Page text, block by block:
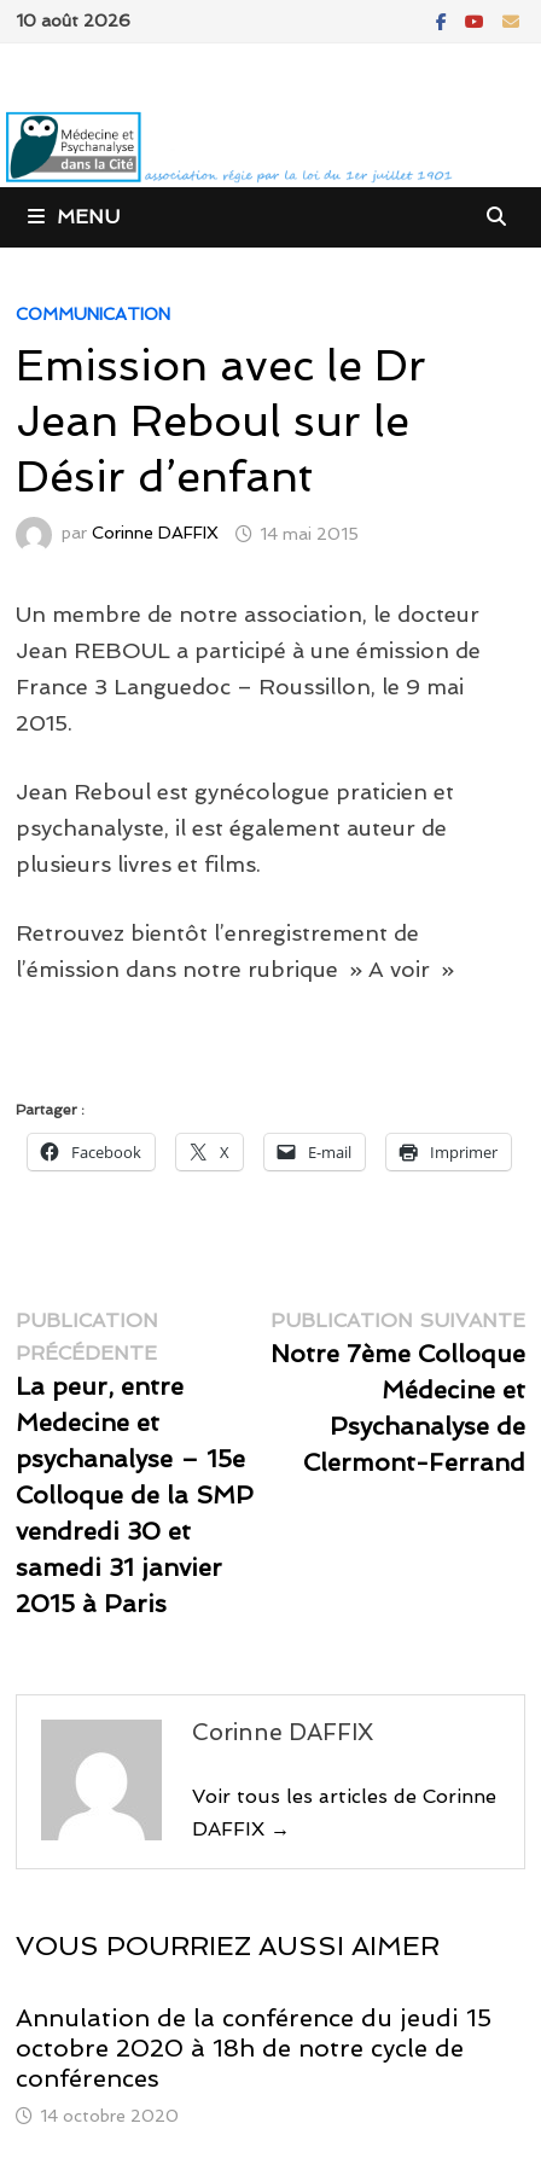
Passer
10 août 2026
MENU
COMMUNICATION
Emission avec le Dr
Jean Reboul sur le
Désir d’enfant
par Corinne DAFFIX 14 mai 2015
Un membre de notre association, le docteur
Jean REBOUL a participé à une émission de
France 3 Languedoc – Roussillon, le 9 mai
2015.
Jean Reboul est gynécologue praticien et
psychanalyste, il est également auteur de
plusieurs livres et films.
Retrouvez bientôt l’enregistrement de
l’émission dans notre rubrique » A voir »
Partager :
Facebook X E-mail Imprimer
Navigation
de
l’article
PUBLICATION
PRÉCÉDENTEPublication
précédente :
La peur, entre
Medecine et
psychanalyse – 15e
Colloque de la SMP
vendredi 30 et
samedi 31 janvier
2015 à Paris‏
PUBLICATION SUIVANTE
Notre 7ème Colloque
Médecine et
Psychanalyse de
Clermont-Ferrand
Corinne DAFFIX
Voir tous les articles de Corinne
DAFFIX →
VOUS POURRIEZ AUSSI AIMER
Annulation de la conférence du jeudi 15
octobre 2020 à 18h de notre cycle de
conférences
14 octobre 2020